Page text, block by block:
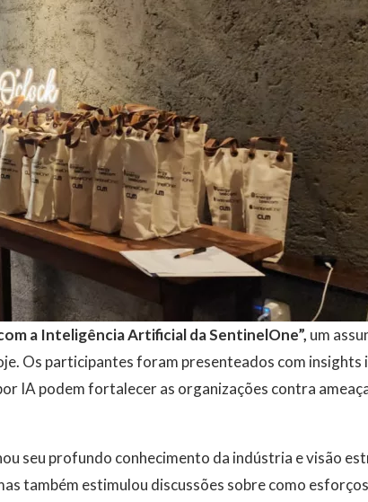
a Inteligência Artificial da SentinelOne”, um
Os participantes foram presenteados com insights
IA podem fortalecer as organizações contra
seu profundo conhecimento da indústria e visão
também estimulou discussões sobre como